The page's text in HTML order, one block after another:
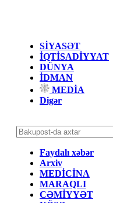
SİYASƏT
İQTİSADİYYAT
DÜNYA
İDMAN
MEDİA
Digər
Faydalı xəbər
Arxiv
MEDİCİNA
MARAQLI
CƏMİYYƏT